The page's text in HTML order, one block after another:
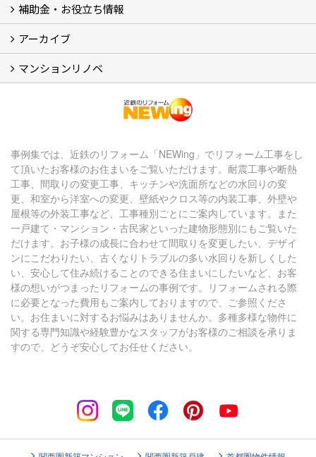
店舗 (12)
スタッフ
Googleクチコミ評価
近鉄のリフォーム NEWing (2)
補助金・お役立ち情報
補助金・税制 (3)
コラム
ＳＮＳ
アーカイブ
【アーカイブ】近鉄の健康コラム（全9回） (10)
【アーカイブ】住まいのお役立ち情報（全10回） (11)
マンションリノベ
事例集では、近鉄のリフォーム「NEWing」でリフォーム工事をし
て頂いたお客様のお住まいをご覧いただけます。耐震工事や断熱
工事、間取りの変更工事、キッチンや洗面所などの水回りの変
更、和室から洋室への変更、壁紙やクロス等の内装工事、外壁や
屋根等の外装工事など、工事種別ごとにご案内しています。また
一戸建て・マンション・古民家といった建物形態別にもご覧いた
だけます。お子様の成長に合わせて間取りを変更したい、デザイ
ンにこだわりたい、古くなりトラブルの多い水回りを新しくした
い、安心して住み続けることのできる住まいにしたいなど、お客
様の想いがつまったリフォームの事例です。リフォームされる際
に必要となった費用もご案内しておりますので、ご参照くださ
い。お住まいに対するお悩みはありませんか。多種多様な物件に
関する専門知識や経験豊かなスタッフがお客様のご相談を承りま
すので、どうぞ安心してお任せください。